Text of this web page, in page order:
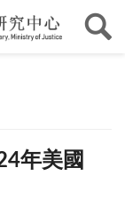
年美國